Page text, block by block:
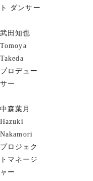
ト
ダンサー
武田知也
Tomoya
Takeda
プロデュー
サー
中森葉月
Hazuki
Nakamori
プロジェク
トマネージ
ャー